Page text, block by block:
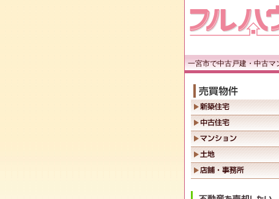
一宮市で中古戸建・中古